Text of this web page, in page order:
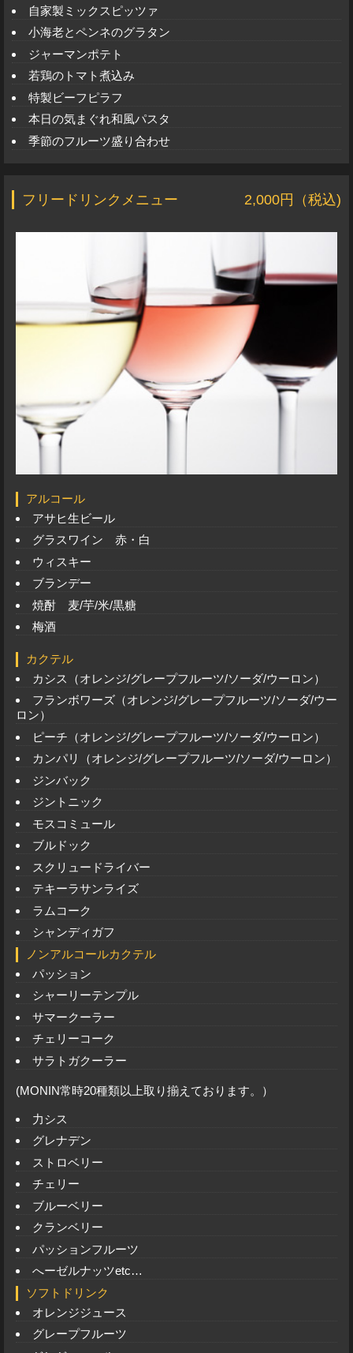
自家製ミックスピッツァ
小海老とペンネのグラタン
ジャーマンポテト
若鶏のトマト煮込み
特製ビーフピラフ
本日の気まぐれ和風パスタ
季節のフルーツ盛り合わせ
フリードリンクメニュー 2,000円（税込)
アルコール
アサヒ生ビール
グラスワイン 赤・白
ウィスキー
ブランデー
焼酎 麦/芋/米/黒糖
梅酒
カクテル
カシス（オレンジ/グレープフルーツ/ソーダ/ウーロン）
フランボワーズ（オレンジ/グレープフルーツ/ソーダ/ウー
ロン）
ピーチ（オレンジ/グレープフルーツ/ソーダ/ウーロン）
カンパリ（オレンジ/グレープフルーツ/ソーダ/ウーロン）
ジンバック
ジントニック
モスコミュール
ブルドック
スクリュードライバー
テキーラサンライズ
ラムコーク
シャンディガフ
ノンアルコールカクテル
パッション
シャーリーテンプル
サマークーラー
チェリーコーク
サラトガクーラー
(MONIN常時20種類以上取り揃えております。）
力シス
グレナデン
ストロベリー
チェリー
ブルーベリー
クランベリー
パッションフルーツ
へーゼルナッツetc…
ソフトドリンク
オレンジジュース
グレープフルーツ